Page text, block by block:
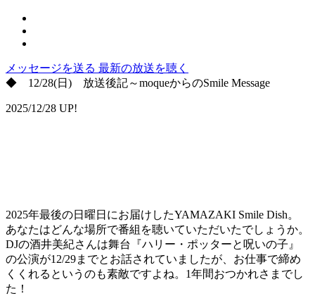
メッセージを送る 最新の放送を聴く
◆ 12/28(日) 放送後記～moqueからのSmile Message
2025/12/28 UP!
2025年最後の日曜日にお届けしたYAMAZAKI Smile Dish。
あなたはどんな場所で番組を聴いていただいたでしょうか。
DJの酒井美紀さんは舞台『ハリー・ポッターと呪いの子』
の公演が12/29までとお話されていましたが、お仕事で締め
くくれるというのも素敵ですよね。1年間おつかれさまでし
た！